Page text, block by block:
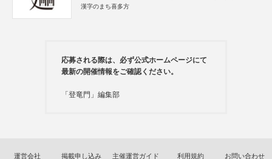
漢字のまち喜多方
応募される際は、必ず公式ホームページにて
最新の開催情報をご確認ください。
「登竜門」編集部
運営会社 掲載申し込み 主催運営ガイド 利用規約 お問い合わせ